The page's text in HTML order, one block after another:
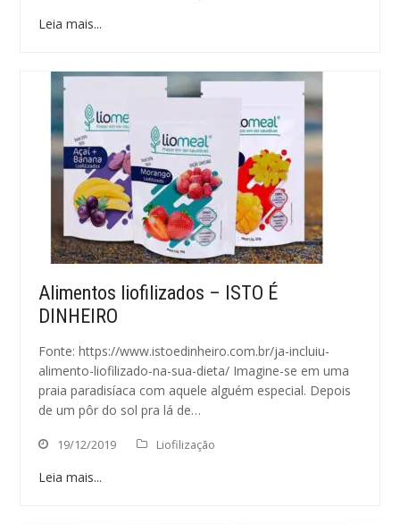
Leia mais...
Alimentos liofilizados – ISTO É
DINHEIRO
Fonte: https://www.istoedinheiro.com.br/ja-incluiu-
alimento-liofilizado-na-sua-dieta/ Imagine-se em uma
praia paradisíaca com aquele alguém especial. Depois
de um pôr do sol pra lá de…
19/12/2019 Liofilização
Leia mais...